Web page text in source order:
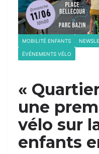
MOBILITÉ ENFANTS
ÉVÉNEMENTS VÉLO
«
une
vélo sur
enfants